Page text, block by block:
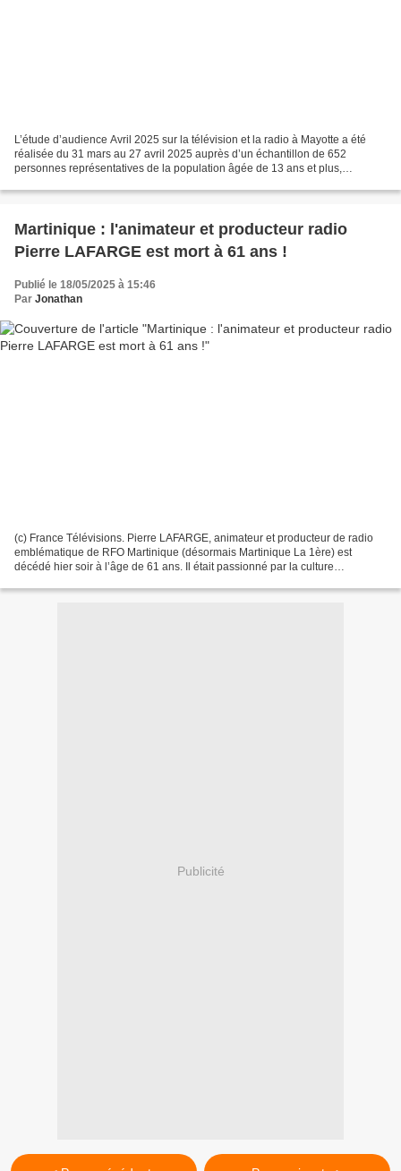
L’étude d’audience Avril 2025 sur la télévision et la radio à Mayotte a été
réalisée du 31 mars au 27 avril 2025 auprès d’un échantillon de 652
personnes représentatives de la population âgée de 13 ans et plus,
Martinique : l'animateur et producteur radio
Pierre LAFARGE est mort à 61 ans !
Publié le 18/05/2025 à 15:46
Par Jonathan
(c) France Télévisions. Pierre LAFARGE, animateur et producteur de radio
emblématique de RFO Martinique (désormais Martinique La 1ère) est
décédé hier soir à l’âge de 61 ans. Il était passionné par la culture
Publicité